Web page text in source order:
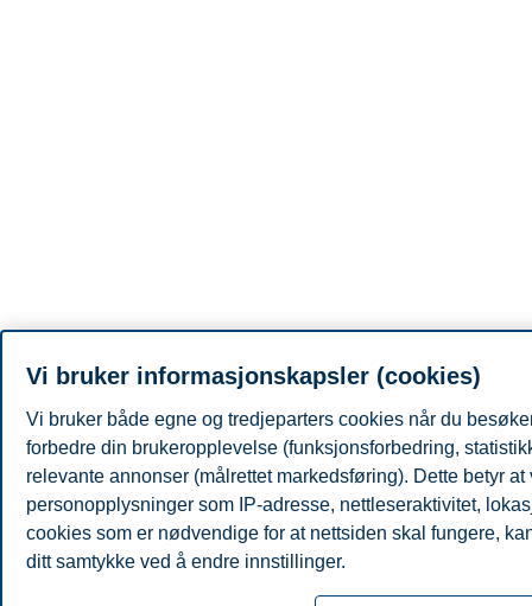
Vi bruker informasjonskapsler (cookies)
Vi bruker både egne og tredjeparters cookies når du
forbedre din brukeropplevelse (funksjonsforbedring,
relevante annonser (målrettet markedsføring). Dette betyr
personopplysninger som IP-adresse, nettleseraktivitet,
cookies som er nødvendige for at nettsiden skal fungere,
ditt samtykke ved å endre innstillinger.